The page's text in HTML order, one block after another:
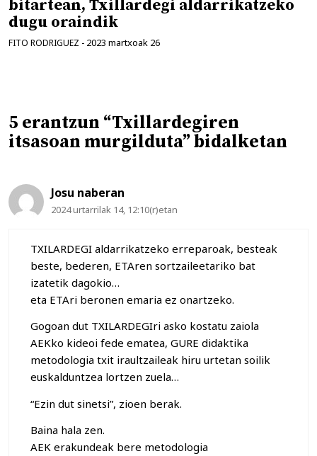
bitartean, Txillardegi aldarrikatzeko
dugu oraindik
FITO RODRIGUEZ - 2023 martxoak 26
5 erantzun “Txillardegiren
itsasoan murgilduta” bidalketan
Josu naberan
2024 urtarrilak 14, 12:10(r)etan
TXILARDEGI aldarrikatzeko erreparoak, besteak
beste, bederen, ETAren sortzaileetariko bat
izatetik dagokio…
eta ETAri beronen emaria ez onartzeko.
Gogoan dut TXILARDEGIri asko kostatu zaiola
AEKko kideoi fede ematea, GURE didaktika
metodologia txit iraultzaileak hiru urtetan soilik
euskalduntzea lortzen zuela…
“Ezin dut sinetsi”, zioen berak.
Baina hala zen.
AEK erakundeak bere metodologia